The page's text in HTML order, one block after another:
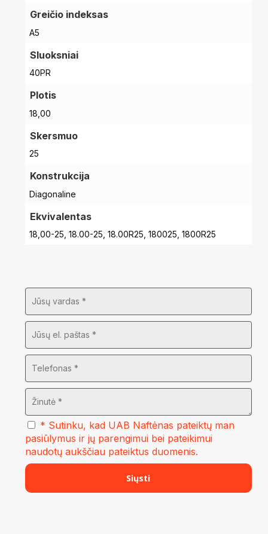
Greičio indeksas
A5
Sluoksniai
40PR
Plotis
18,00
Skersmuo
25
Konstrukcija
Diagonaline
Ekvivalentas
18,00-25, 18.00-25, 18.00R25, 180025, 1800R25
* Sutinku, kad UAB Naftėnas pateiktų man
pasiūlymus ir jų parengimui bei pateikimui
naudotų aukščiau pateiktus duomenis.